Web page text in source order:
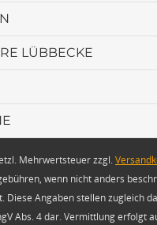
LÜBBECKE
Mehrwertsteuer zzgl.
wenn nicht anders
Diese Angaben stellen zugleich
Abs. 4 dar. Vermittlung erfolgt